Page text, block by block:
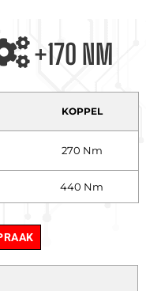
+170 NM
KOPPEL
270 Nm
440 Nm